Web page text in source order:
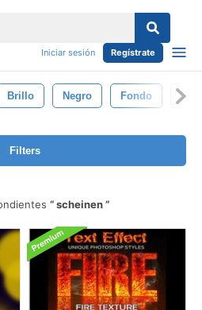
Iniciar sesión Regístrate
Brillo Negro Fondo
Filters
scheinen